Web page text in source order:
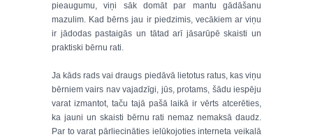
pieaugumu, viņi sāk domāt par mantu gādāšanu
mazulim. Kad bērns jau ir piedzimis, vecākiem ar viņu
ir jādodas pastaigās un tātad arī jāsarūpē skaisti un
praktiski bērnu rati.
Ja kāds rads vai draugs piedāvā lietotus ratus, kas viņu
bērniem vairs nav vajadzīgi, jūs, protams, šādu iespēju
varat izmantot, taču tajā pašā laikā ir vērts atcerēties,
ka jauni un skaisti bērnu rati nemaz nemaksā daudz.
Par to varat pārliecināties ielūkojoties interneta veikalā